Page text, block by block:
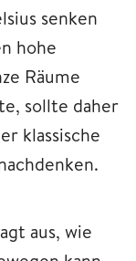
senken
hohe
Räume
sollte daher
klassische
aus, wie